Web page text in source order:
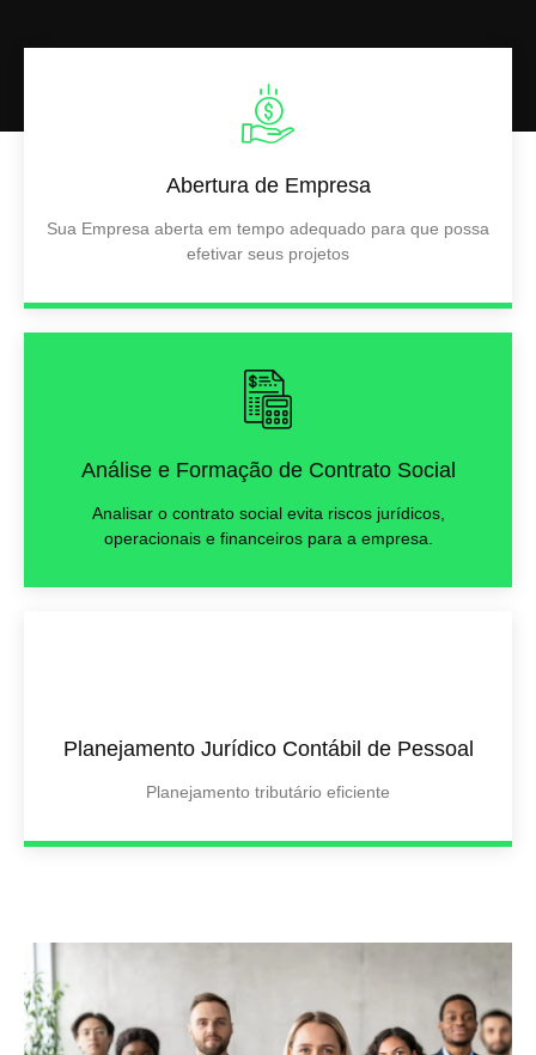
Abertura de Empresa
Sua Empresa aberta em tempo adequado para que possa
efetivar seus projetos
Análise e Formação de Contrato Social
Analisar o contrato social evita riscos jurídicos,
operacionais e financeiros para a empresa.
Planejamento Jurídico Contábil de Pessoal
Planejamento tributário eficiente